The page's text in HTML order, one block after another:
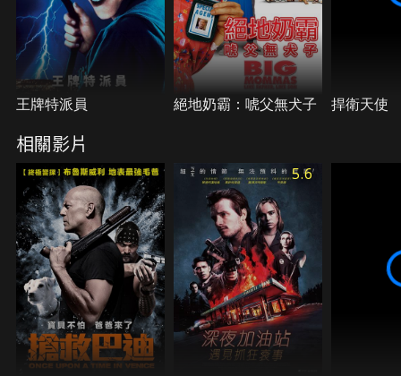
王牌特派員 絕地奶霸：唬父無犬子 捍衛天使
相關影片
5.6